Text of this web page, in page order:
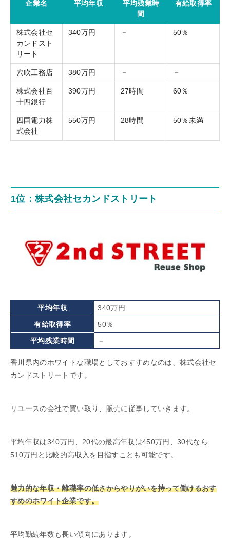
企業名 平均年収
平均残業時
間
有給取得率
株式会社セ
カンドスト
リート
340万円 － 50％
穴吹工務店 380万円 － －
株式会社百
十四銀行
390万円 27時間 60％
四国電力株
式会社
550万円 28時間 50％未満
1位：株式会社セカンドストリート
平均年収
340万円
有給取得率
50％
平均残業時間
－
香川県内のホワイトな職場としておすすめなのは、株式会社セ
カンドストリートです。
リユースの会社で買い取り、販売に従事していきます。
平均年収は340万円、20代の最高年収は450万円、30代なら
510万円と比較的高収入を目指すことも可能です。
魅力的な年収・離職率の低さからやりがいを持って働けるおす
すめのホワイト企業です。
平均勤続年数も長い傾向にあります。